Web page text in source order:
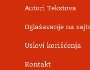
Autori Tekstova
Oglašavanje na
Uslovi korišćenja
Kontakt